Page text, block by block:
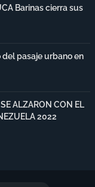
Barinas cierra sus
pasaje urbano en
ALZARON CON EL
2022